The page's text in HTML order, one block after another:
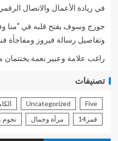
في ريادة الأعمال والاتصال
جورج وسوف يفتح قلبه في “منا
وتفاصيل رسالة فيروز ومفاجأة
راغب علامة وعبير نعمة يختتمان
تصنيفات
Five
Uncategorized
قمر14
مرأة وجمال نجوم